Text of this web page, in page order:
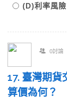
(D)利率風險
0討論
17. 臺灣期貨
算價為何？